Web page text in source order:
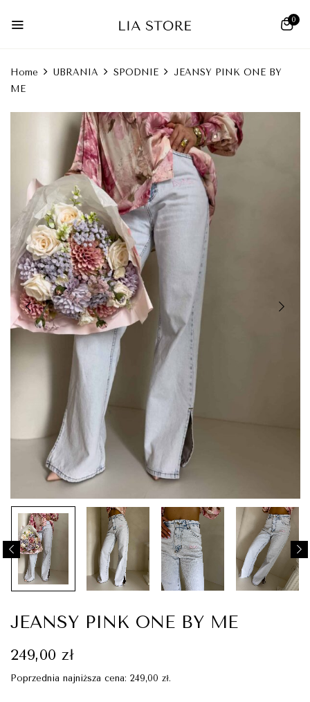
0
Home UBRANIA SPODNIE
JEANSY PINK ONE BY
ME
JEANSY PINK ONE BY ME
249,00 zł
Poprzednia najniższa cena: 249,00 zł.